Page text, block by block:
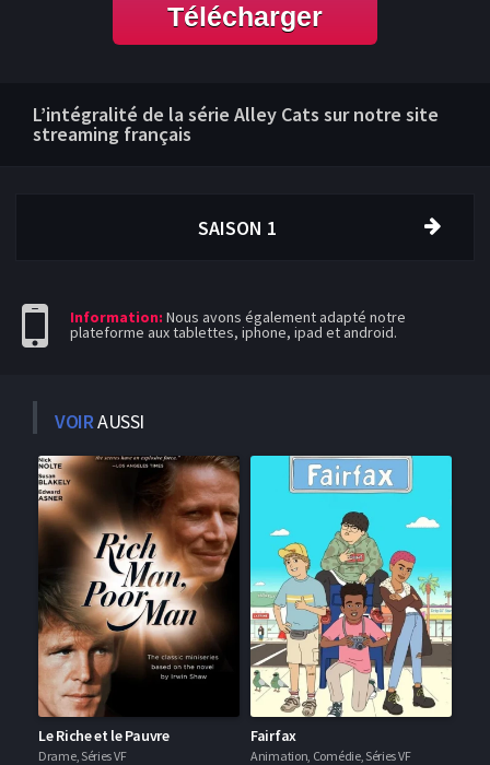
Télécharger
L’intégralité de la série Alley Cats sur notre site
streaming français
SAISON 1
Information: Nous avons également adapté notre
plateforme aux tablettes, iphone, ipad et android.
VOIRAUSSI
Le Riche et le Pauvre
Drame, Séries VF
Fairfax
Animation, Comédie, Séries VF